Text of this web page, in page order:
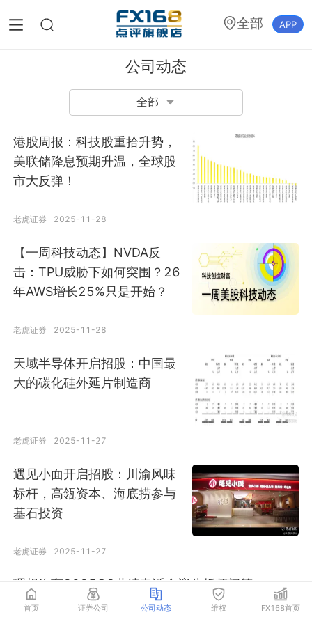
全部 APP
公司动态
全部
港股周报：科技股重拾升势，
美联储降息预期升温，全球股
市大反弹！
老虎证券 2025-11-28
【一周科技动态】NVDA反
击：TPU威胁下如何突围？26
年AWS增长25%只是开始？
老虎证券 2025-11-28
天域半导体开启招股：中国最
大的碳化硅外延片制造商
老虎证券 2025-11-27
遇见小面开启招股：川渝风味
标杆，高瓴资本、海底捞参与
基石投资
老虎证券 2025-11-27
理想汽车2025Q3业绩电话会议分析师问答
老虎证券 2025-11-27
首页 证券公司 公司动态 维权 FX168首页